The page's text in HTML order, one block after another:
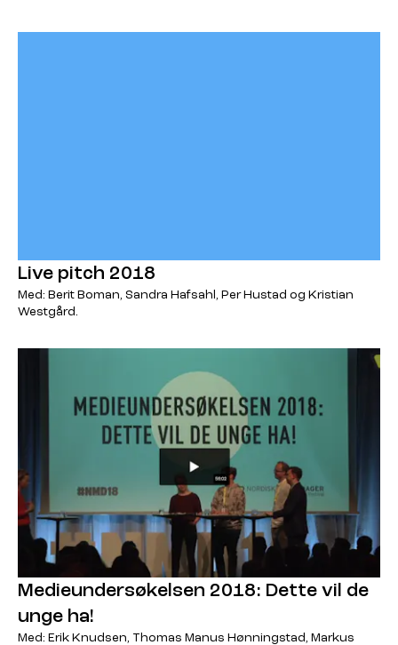
Live pitch 2018
Med: Berit Boman, Sandra Hafsahl, Per Hustad og Kristian
Westgård.
Medieundersøkelsen 2018: Dette vil de
unge ha!
Med: Erik Knudsen, Thomas Manus Hønningstad, Markus